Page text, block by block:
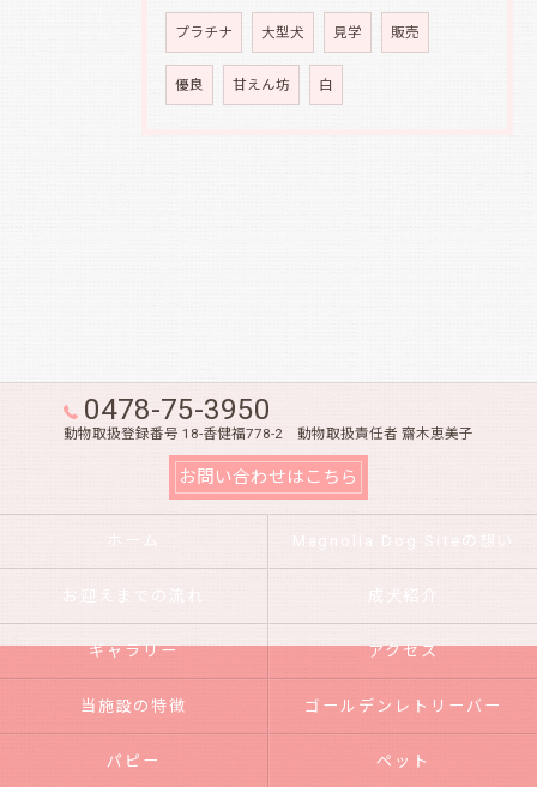
プラチナ 大型犬 見学 販売
優良 甘えん坊 白
0478-75-3950
動物取扱登録番号 18-香健福778-2 動物取扱責任者 齋木恵美子
お問い合わせはこちら
ホーム Magnolia Dog Siteの想い
お迎えまでの流れ 成犬紹介
ギャラリー アクセス
当施設の特徴 ゴールデンレトリーバー
パピー ペット